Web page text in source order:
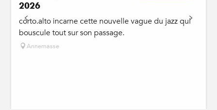
2026
corto.alto incarne cette nouvelle vague du jazz qui
bouscule tout sur son passage.
Annemasse